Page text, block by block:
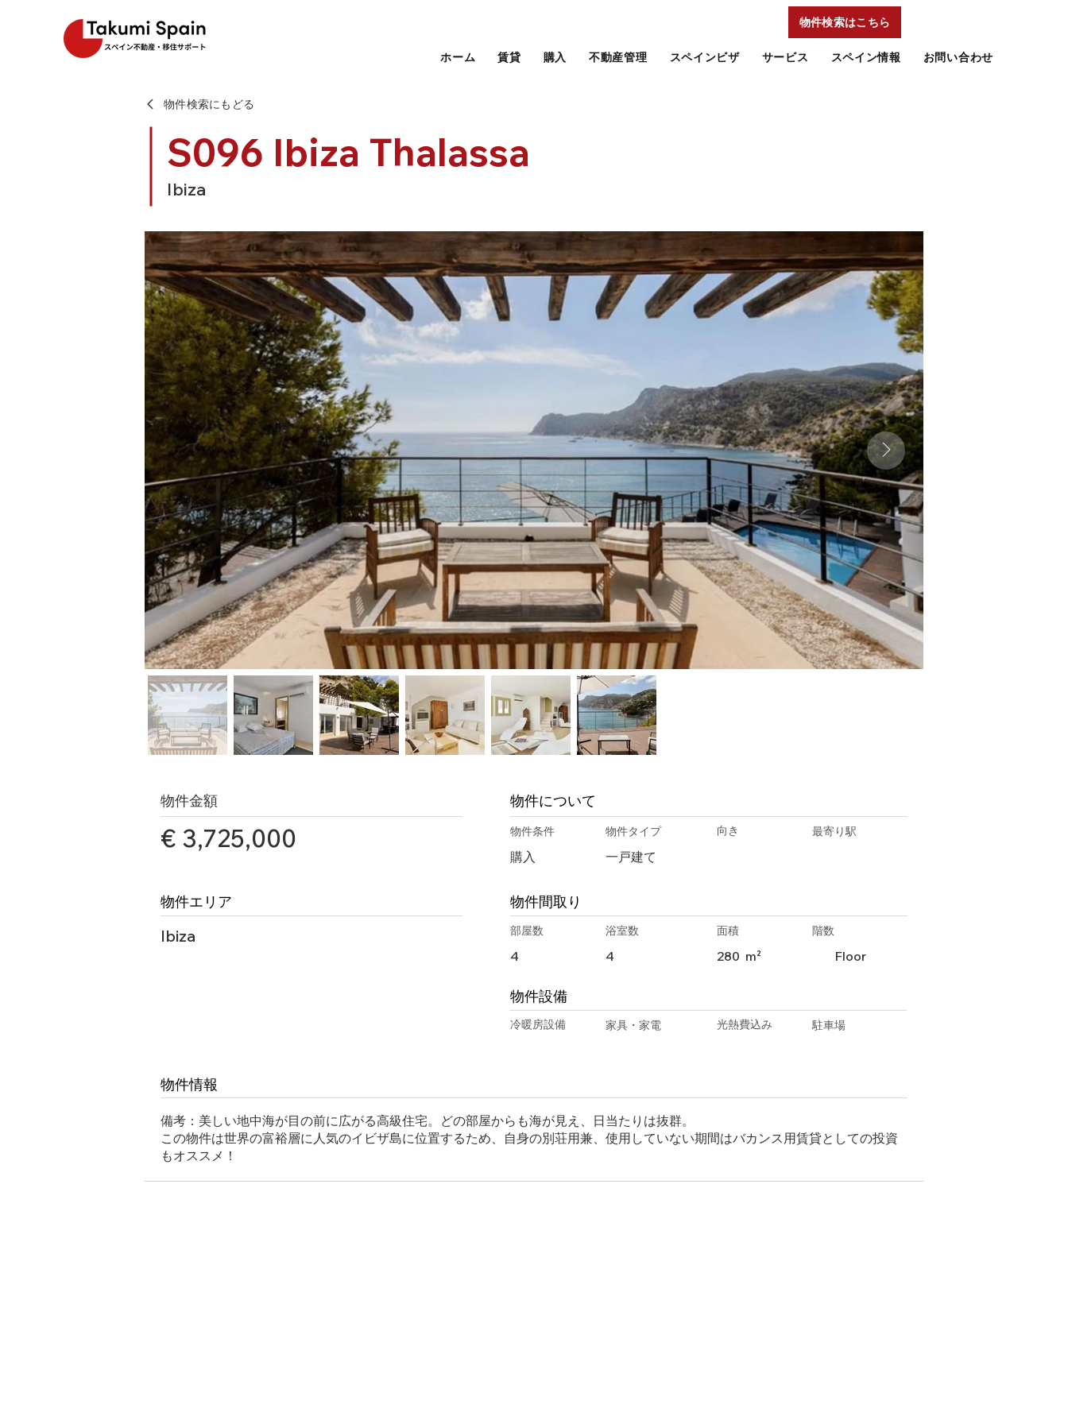
物件検索はこちら
ホーム 賃貸 購入 不動産管理 スペインビザ サービス スペイン情報 お問い合わせ
物件検索にもどる
S096 Ibiza Thalassa
Ibiza
物件金額
€ 3,725,000
物件エリア
Ibiza
物件について
物件条件
購入
物件タイプ
一戸建て
向き 最寄り駅
物件間取り
部屋数 浴室数 面積 階数
4 4 280 m² Floor
物件設備
冷暖房設備 家具・家電 光熱費込み 駐車場
物件情報
備考：美しい地中海が目の前に広がる高級住宅。どの部屋からも海が見え、日当たりは抜群。
この物件は世界の富裕層に人気のイビザ島に位置するため、自身の別荘用兼、使用していない期間はバカンス用賃貸としての投資
もオススメ！